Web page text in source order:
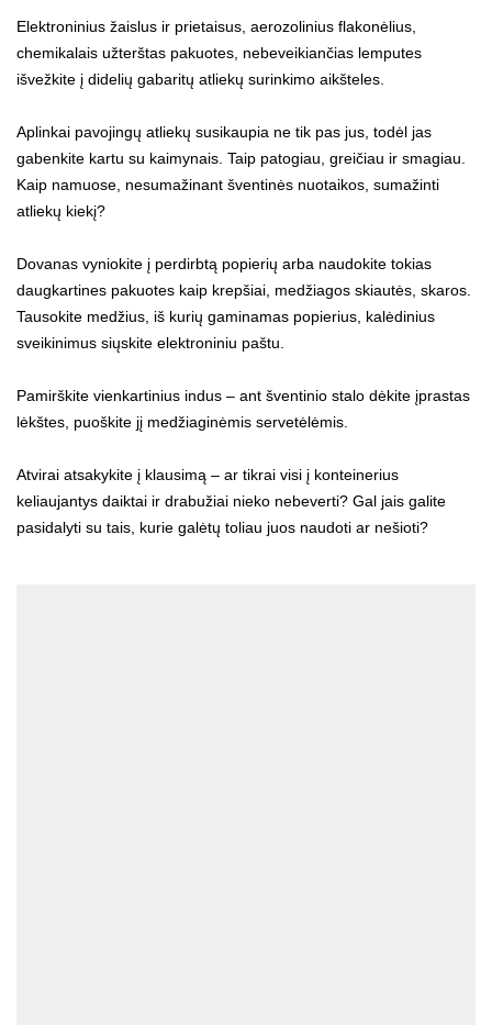
Elektroninius žaislus ir prietaisus, aerozolinius flakonėlius,
chemikalais užterštas pakuotes, nebeveikiančias lemputes
išvežkite į didelių gabaritų atliekų surinkimo aikšteles.
Aplinkai pavojingų atliekų susikaupia ne tik pas jus, todėl jas
gabenkite kartu su kaimynais. Taip patogiau, greičiau ir smagiau.
Kaip namuose, nesumažinant šventinės nuotaikos, sumažinti
atliekų kiekį?
Dovanas vyniokite į perdirbtą popierių arba naudokite tokias
daugkartines pakuotes kaip krepšiai, medžiagos skiautės, skaros.
Tausokite medžius, iš kurių gaminamas popierius, kalėdinius
sveikinimus siųskite elektroniniu paštu.
Pamirškite vienkartinius indus – ant šventinio stalo dėkite įprastas
lėkštes, puoškite jį medžiaginėmis servetėlėmis.
Atvirai atsakykite į klausimą – ar tikrai visi į konteinerius
keliaujantys daiktai ir drabužiai nieko nebeverti? Gal jais galite
pasidalyti su tais, kurie galėtų toliau juos naudoti ar nešioti?